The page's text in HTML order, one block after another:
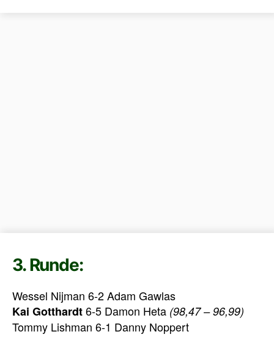
3. Runde:
Wessel Nijman 6-2 Adam Gawlas
Kai Gotthardt6-5 Damon Heta (98,47 – 96,99)
Tommy Lishman 6-1 Danny Noppert